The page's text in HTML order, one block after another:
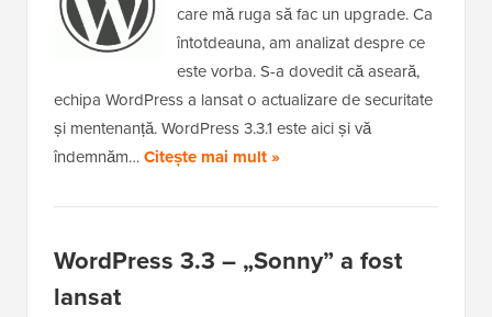
care mă ruga să fac un upgrade. Ca
întotdeauna, am analizat despre ce
este vorba. S-a dovedit că aseară,
echipa WordPress a lansat o actualizare de securitate
și mentenanță. WordPress 3.3.1 este aici și vă
îndemnăm…Citește mai mult »
WordPress 3.3 – „Sonny” a fost
lansat